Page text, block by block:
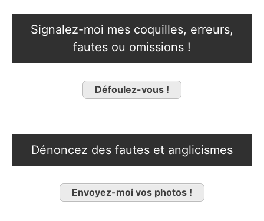
Signalez-moi mes coquilles, erreurs,
fautes ou omissions !
Défoulez-vous !
Dénoncez des fautes et anglicismes
Envoyez-moi vos photos !